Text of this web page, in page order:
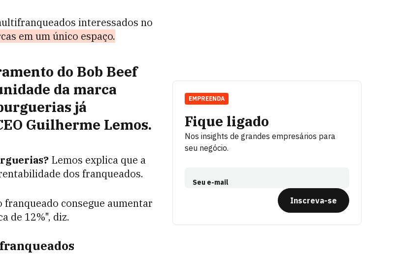
interessados no
em um único espaço.
do Bob Beef
da marca
já
Guilherme Lemos.
Lemos explica que a
dos franqueados.
consegue aumentar
de 12%", diz.
Fique ligado
Nos insights de grandes empresários para
seu negócio.
Seu e-mail
Inscreva-se
EMPREENDA